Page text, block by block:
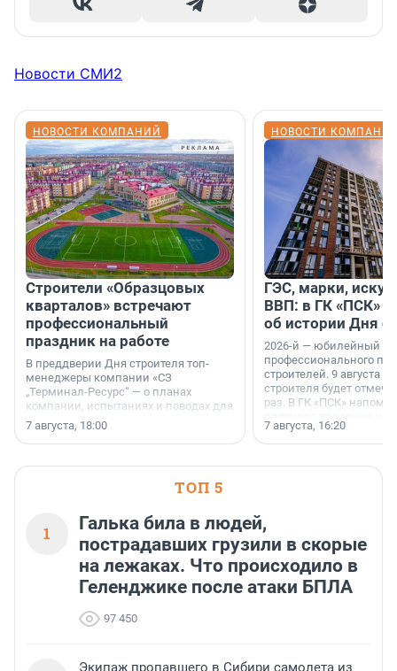
Новости СМИ2
НОВОСТИ КОМПАНИЙ
Строители «Образцовых
кварталов» встречают
профессиональный
праздник на работе
В преддверии Дня строителя топ-
менеджеры компании «СЗ
„Терминал-Ресурс“ — о планах
компании, испытаниях и поводах для
осторожного оптимизма.
7 августа, 18:00
НОВОСТИ
ГЭС, марки,
ВВП: в ГК «ПСК»
об истории Дня
2026-й — юбилейный
профессионального
строителей. 9 августа
строителя будет
раз. В ГК «ПСК»
поменялась роль
7 августа, 16:20
ТОП 5
1
Галька била в людей,
пострадавших грузили в скорые
на лежаках. Что происходило в
Геленджике после атаки БПЛА
97 450
Экипаж пропавшего в Сибири самолета из